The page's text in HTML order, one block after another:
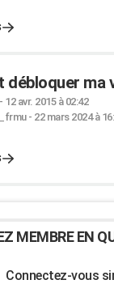
débloquer ma
12 avr. 2015 à 02:42
- 22 mars 2024 à
MEMBRE EN
Connectez-vous